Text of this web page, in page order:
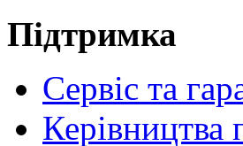
Підтримка
Сервіс та
Керівництва